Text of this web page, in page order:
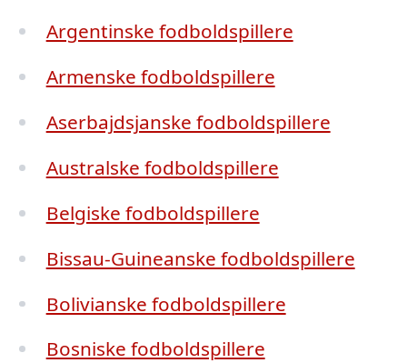
Argentinske fodboldspillere
Armenske fodboldspillere
Aserbajdsjanske fodboldspillere
Australske fodboldspillere
Belgiske fodboldspillere
Bissau-Guineanske fodboldspillere
Bolivianske fodboldspillere
Bosniske fodboldspillere